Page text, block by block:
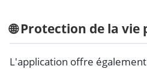
🌐 Protection de la vie
L'application offre